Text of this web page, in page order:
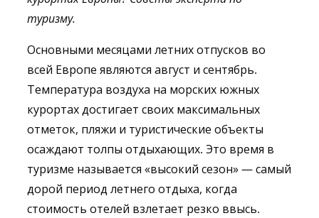
туризму.
Основными месяцами летних отпусков во
всей Европе являются август и сентябрь.
Температура воздуха на морских южных
курортах достигает своих максимальных
отметок, пляжи и туристические объекты
осаждают толпы отдыхающих. Это время в
туризме называется «высокий сезон» — самый
дорой период летнего отдыха, когда
стоимость отелей взлетает резко ввысь.